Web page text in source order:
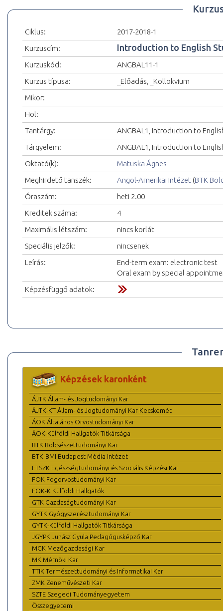
Ciklus:
2017-2018-1
Kurzuscím:
Introduction to English
Kurzuskód:
ANGBAL11-1
Kurzus típusa:
_Előadás, _Kollokvium
Mikor:
Hol:
Tantárgy:
ANGBAL1, Introduction to
Tárgyelem:
ANGBAL1, Introduction to
Oktató(k):
Matuska Ágnes
Meghirdető tanszék:
Angol-Amerikai Intézet (BTK
Óraszám:
heti 2.00
Kreditek száma:
4
Maximális létszám:
nincs korlát
Speciális jelzők:
nincsenek
Leírás:
End-term exam: electronic test
Oral exam by special
Képzésfüggő adatok:
Képzések karonként
ÁJTK Állam- és Jogtudományi Kar
ÁJTK-KT Állam- és Jogtudományi Kar Kecskemét
ÁOK Általános Orvostudományi Kar
ÁOK-Külföldi Hallgatók Titkársága
BTK Bölcsészettudományi Kar
BTK-BMI Budapest Média Intézet
ETSZK Egészségtudományi és Szociális Képzési Kar
FOK Fogorvostudományi Kar
FOK-K Külföldi Hallgatók
GTK Gazdaságtudományi Kar
GYTK Gyógyszerésztudományi Kar
GYTK-Külföldi Hallgatók Titkársága
JGYPK Juhász Gyula Pedagógusképző Kar
MGK Mezőgazdasági Kar
MK Mérnöki Kar
TTIK Természettudományi és Informatikai Kar
ZMK Zeneművészeti Kar
SZTE Szegedi Tudományegyetem
Összegyetemi